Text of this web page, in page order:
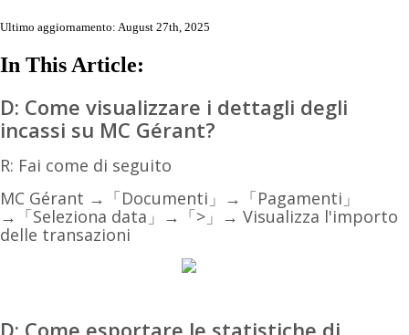
Ultimo aggiornamento: August 27th, 2025
In This Article:
D: Come visualizzare i dettagli degli
incassi su MC Gérant?
R: Fai come di seguito
MC Gérant → 「Documenti」 → 「Pagamenti」
→ 「Seleziona data」 → 「>」 → Visualizza l'importo
delle transazioni
D: Come esportare le statistiche di